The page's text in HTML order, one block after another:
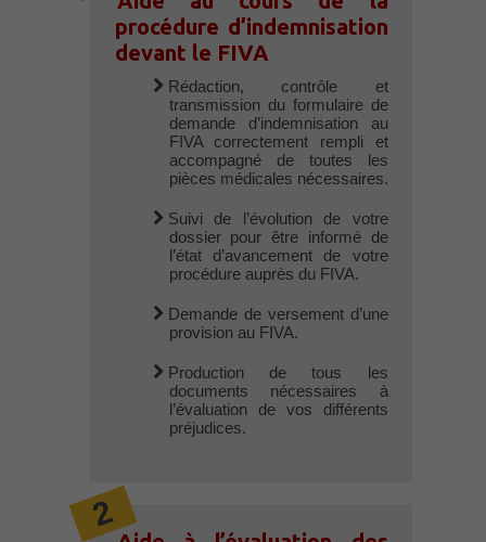
procédure d’indemnisation
devant le FIVA
Rédaction, contrôle et
transmission du formulaire de
demande d’indemnisation au
FIVA correctement rempli et
accompagné de toutes les
pièces médicales nécessaires.
Suivi de l’évolution de votre
dossier pour être informé de
l’état d’avancement de votre
procédure auprès du FIVA.
Demande de versement d’une
provision au FIVA.
Production de tous les
documents nécessaires à
l’évaluation de vos différents
préjudices.